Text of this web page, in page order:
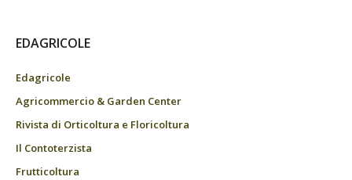
EDAGRICOLE
Edagricole
Agricommercio & Garden Center
Rivista di Orticoltura e Floricoltura
Il Contoterzista
Frutticoltura